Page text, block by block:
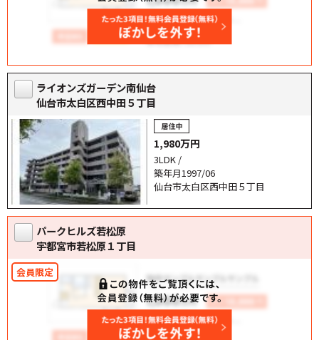
ライオンズガーデン南仙台
仙台市太白区西中田５丁目
1,980万円
3LDK /
築年月1997/06
仙台市太白区西中田５丁目
パークヒルズ若松原
宇都宮市若松原１丁目